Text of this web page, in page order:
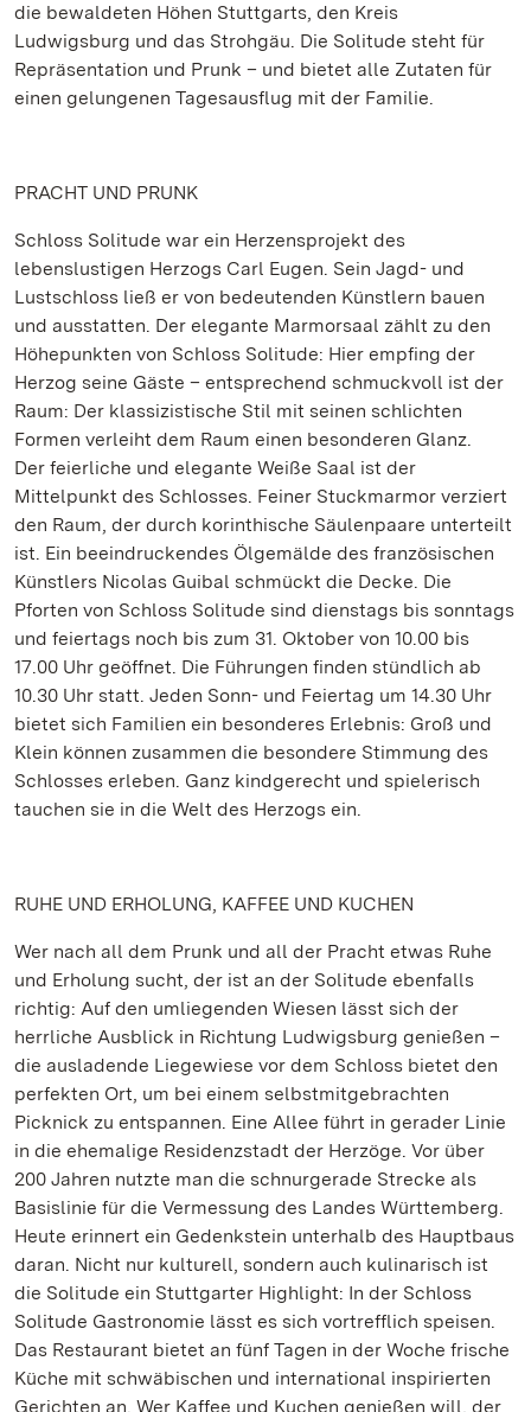
die bewaldeten Höhen Stuttgarts, den Kreis
Ludwigsburg und das Strohgäu. Die Solitude steht für
Repräsentation und Prunk – und bietet alle Zutaten für
einen gelungenen Tagesausflug mit der Familie.
PRACHT UND PRUNK
Schloss Solitude war ein Herzensprojekt des
lebenslustigen Herzogs Carl Eugen. Sein Jagd- und
Lustschloss ließ er von bedeutenden Künstlern bauen
und ausstatten. Der elegante Marmorsaal zählt zu den
Höhepunkten von Schloss Solitude: Hier empfing der
Herzog seine Gäste – entsprechend schmuckvoll ist der
Raum: Der klassizistische Stil mit seinen schlichten
Formen verleiht dem Raum einen besonderen Glanz.
Der feierliche und elegante Weiße Saal ist der
Mittelpunkt des Schlosses. Feiner Stuckmarmor verziert
den Raum, der durch korinthische Säulenpaare unterteilt
ist. Ein beeindruckendes Ölgemälde des französischen
Künstlers Nicolas Guibal schmückt die Decke. Die
Pforten von Schloss Solitude sind dienstags bis sonntags
und feiertags noch bis zum 31. Oktober von 10.00 bis
17.00 Uhr geöffnet. Die Führungen finden stündlich ab
10.30 Uhr statt. Jeden Sonn- und Feiertag um 14.30 Uhr
bietet sich Familien ein besonderes Erlebnis: Groß und
Klein können zusammen die besondere Stimmung des
Schlosses erleben. Ganz kindgerecht und spielerisch
tauchen sie in die Welt des Herzogs ein.
RUHE UND ERHOLUNG, KAFFEE UND KUCHEN
Wer nach all dem Prunk und all der Pracht etwas Ruhe
und Erholung sucht, der ist an der Solitude ebenfalls
richtig: Auf den umliegenden Wiesen lässt sich der
herrliche Ausblick in Richtung Ludwigsburg genießen –
die ausladende Liegewiese vor dem Schloss bietet den
perfekten Ort, um bei einem selbstmitgebrachten
Picknick zu entspannen. Eine Allee führt in gerader Linie
in die ehemalige Residenzstadt der Herzöge. Vor über
200 Jahren nutzte man die schnurgerade Strecke als
Basislinie für die Vermessung des Landes Württemberg.
Heute erinnert ein Gedenkstein unterhalb des Hauptbaus
daran. Nicht nur kulturell, sondern auch kulinarisch ist
die Solitude ein Stuttgarter Highlight: In der Schloss
Solitude Gastronomie lässt es sich vortrefflich speisen.
Das Restaurant bietet an fünf Tagen in der Woche frische
Küche mit schwäbischen und international inspirierten
Gerichten an. Wer Kaffee und Kuchen genießen will, der